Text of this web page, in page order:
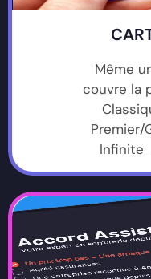
Même
couvre la
Infinite